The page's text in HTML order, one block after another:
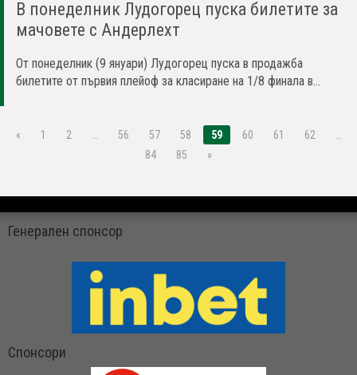
В понеделник Лудогорец пуска билетите за
мачовете с Андерлехт
От понеделник (9 януари) Лудогорец пуска в продажба
билетите от първия плейоф за класиране на 1/8 финала в...
« 1 2 … 56 57 58 59 60 61 62
…
84
85 »
Генерален спонсор
Спонсори